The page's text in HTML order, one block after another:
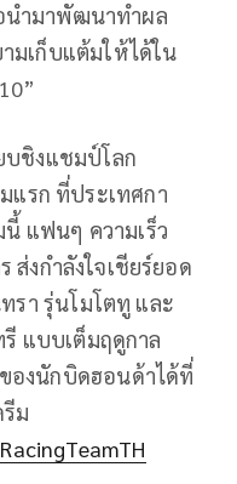
นำมาพัฒนาทำผล
มเก็บแต้มให้ได้ใน
10”
บชิงแชมป์โลก
แรก ที่ประเทศกา
แฟนๆ ความเร็ว
ส่งกำลังใจเชียร์ยอด
รา รุ่นโมโตทู และ
แบบเต็มฤดูกาล
องนักบิดฮอนด้าได้ที่
ม